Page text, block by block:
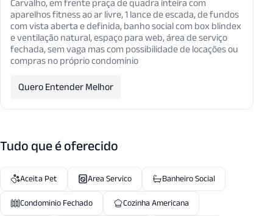
aparelhos fitness ao ar livre, 1 lance de escada, de fundos
com vista aberta e definida, banho social com box blindex
e ventilação natural, espaço para web, área de serviço
fechada, sem vaga mas com possibilidade de locações ou
compras no próprio condomínio
Quero Entender Melhor
Tudo que é oferecido
Aceita Pet Area Servico
Banheiro Social
Condominio Fechado
Cozinha Americana